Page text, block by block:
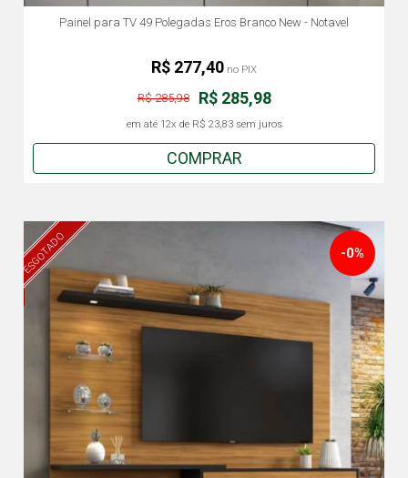
Painel para TV 49 Polegadas Eros Branco New - Notavel
R$ 285,98
R$ 285,98
em até 12x de R$ 23,83sem juros
R$ 277,40 no PIX
COMPRAR
ESGOTADO -0%